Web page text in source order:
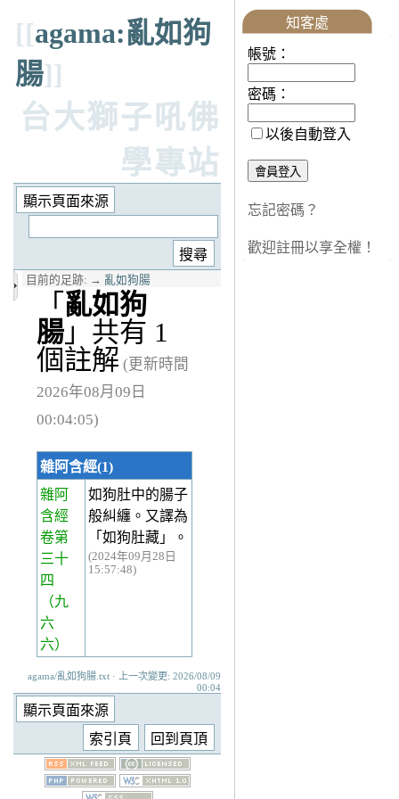
[[agama:亂如狗
腸]]
台大獅子吼佛
學專站
目前的足跡: → 亂如狗腸
「 亂如狗
腸 」共有 1
個註解 (更新時間
2026年08月09日
00:04:05)
雜阿含經(1)
雜阿
含經
卷第
三十
四
（九
六
六）
如狗肚中的腸子
般糾纏。又譯為
「如狗肚藏」。
(2024年09月28日
15:57:48)
agama/亂如狗腸.txt · 上一次變更: 2026/08/09
00:04
知客處
帳號：
密碼：
以後自動登入
忘記密碼？
歡迎註冊以享全權！